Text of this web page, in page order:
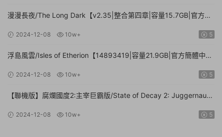
漫漫長夜/The Long Dark【v2.35|整合第四章|容量15.7GB|官方簡
2024-12-08 10w+ 5
浮島風雲/Isles of Etherion【14893419|容量21.9GB|官方簡體中
2024-12-08 10w+ 5
【聯機版】腐爛國度2:主宰巨霸版/State of Decay 2: Juggernaut
2024-12-08 10w+ 5